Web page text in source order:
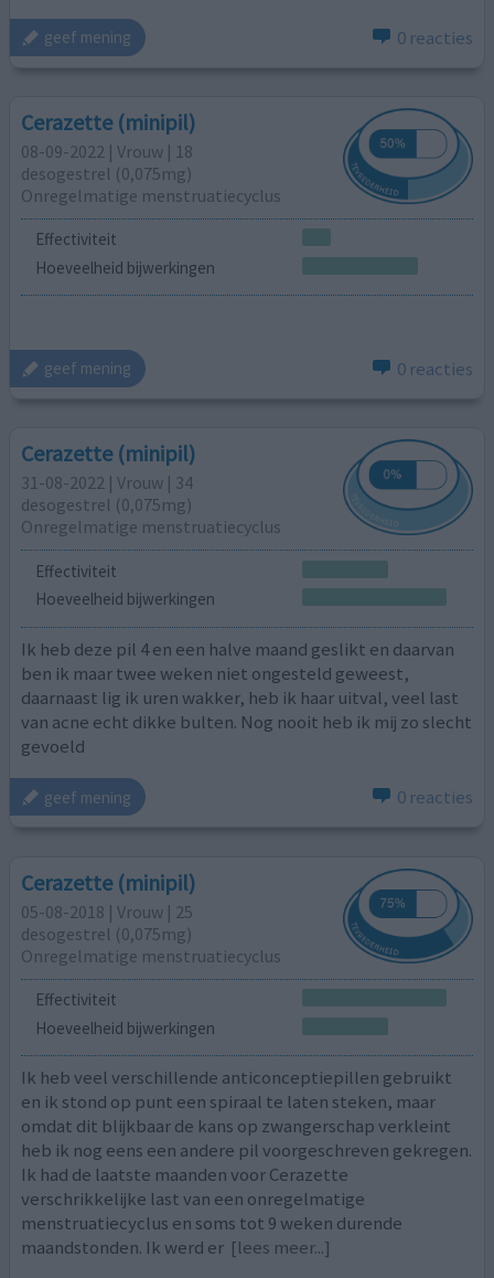
geef mening 0 reacties
Cerazette (minipil)
08-09-2022 | Vrouw | 18
desogestrel (0,075mg)
Onregelmatige menstruatiecyclus
Effectiviteit
Hoeveelheid bijwerkingen
geef mening 0 reacties
Cerazette (minipil)
31-08-2022 | Vrouw | 34
desogestrel (0,075mg)
Onregelmatige menstruatiecyclus
Effectiviteit
Hoeveelheid bijwerkingen
Ik heb deze pil 4 en een halve maand geslikt en daarvan
ben ik maar twee weken niet ongesteld geweest,
daarnaast lig ik uren wakker, heb ik haar uitval, veel last
van acne echt dikke bulten. Nog nooit heb ik mij zo slecht
gevoeld
geef mening 0 reacties
Cerazette (minipil)
05-08-2018 | Vrouw | 25
desogestrel (0,075mg)
Onregelmatige menstruatiecyclus
Effectiviteit
Hoeveelheid bijwerkingen
Ik heb veel verschillende anticonceptiepillen gebruikt
en ik stond op punt een spiraal te laten steken, maar
omdat dit blijkbaar de kans op zwangerschap verkleint
heb ik nog eens een andere pil voorgeschreven gekregen.
Ik had de laatste maanden voor Cerazette
verschrikkelijke last van een onregelmatige
menstruatiecyclus en soms tot 9 weken durende
maandstonden. Ik werd er [lees meer...]